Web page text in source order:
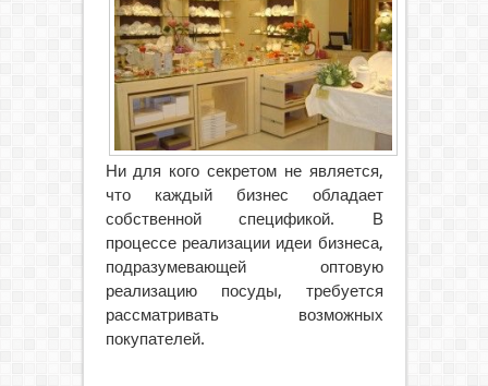
Ни для кого секретом не является,
что каждый бизнес обладает
собственной спецификой. В
процессе реализации идеи бизнеса,
подразумевающей оптовую
реализацию посуды, требуется
рассматривать возможных
покупателей.